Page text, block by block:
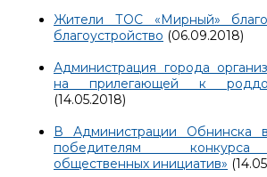
Жители ТОС «Мирный»
благоустройство (06.09.2018)
Администрация города
на прилегающей к
(14.05.2018)
В Администрации Обнинска
победителям
общественных инициатив»